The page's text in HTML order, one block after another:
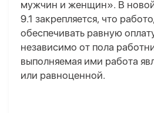
мужчин и женщин». В новой
9.1 закрепляется, что
обеспечивать равную
независимо от пола
выполняемая ими работа
или равноценной.